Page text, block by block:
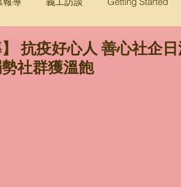
】 抗疫好心人 善心社企
社群獲溫飽